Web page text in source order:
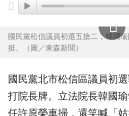
國民黨松信議員初選五搶二，韓國
挺。（圖／東森新聞）
國民黨北市松信區議員初
打院長牌。立法院長韓國瑜
任許原榮車掃，還笑喊「